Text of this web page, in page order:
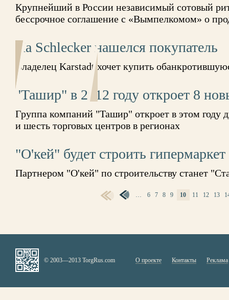
Крупнейший в России независимый сотовый
бессрочное соглашение с «Вымпелкомом» о
На Schlecker нашелся покупатель
Владелец Karstadt хочет купить
"Ташир" в 2012 году откроет 8
Группа компаний "Ташир" откроет в этом году
и шесть торговых центров в регионах
"О'кей" будет строить
Партнером "О'кей" по строительству станет
… 6 7 8 9 10 11 12 13
© 2003—2013 TorgRus.com О проекте Контакты Реклама